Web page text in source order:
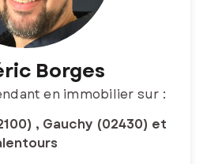
Borges
en immobilier sur :
, Gauchy (02430) et